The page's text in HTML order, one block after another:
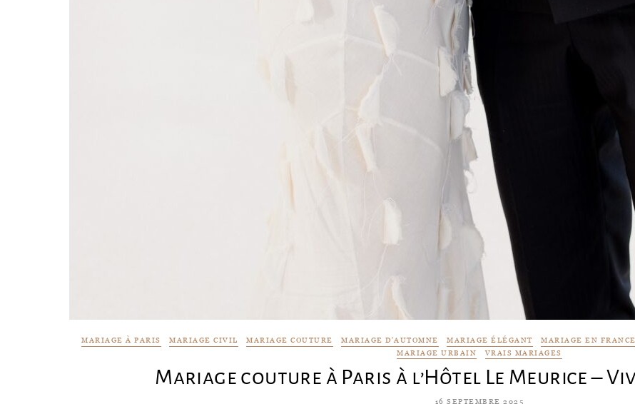
MARIAGE À PARIS MARIAGE CIVIL MARIAGE COUTURE MARIAGE D'AUTOMNE MARIAGE ÉLÉGANT MARIAGE EN FRANCE
MARIAGE URBAIN
VRAIS MARIAGES
Mariage couture à Paris à l’Hôtel Le Meurice –
16 SEPTEMBRE 2025